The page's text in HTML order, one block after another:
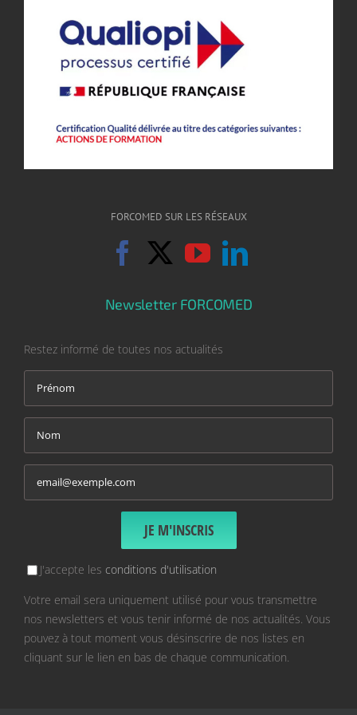
FORCOMED SUR LES RÉSEAUX
Newsletter FORCOMED
Restez informé de toutes nos actualités
J'accepte les conditions d'utilisation
Votre email sera uniquement utilisé pour vous transmettre
nos newsletters et vous tenir informé de nos actualités. Vous
pouvez à tout moment vous désinscrire de nos listes en
cliquant sur le lien en bas de chaque communication.